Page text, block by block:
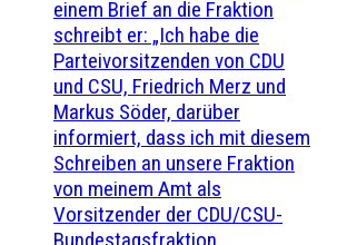
einem Brief an die Fraktion
schreibt er: „Ich habe die
Parteivorsitzenden von CDU
und CSU, Friedrich Merz und
Markus Söder, darüber
informiert, dass ich mit diesem
Schreiben an unsere Fraktion
von meinem Amt als
Vorsitzender der CDU/CSU-